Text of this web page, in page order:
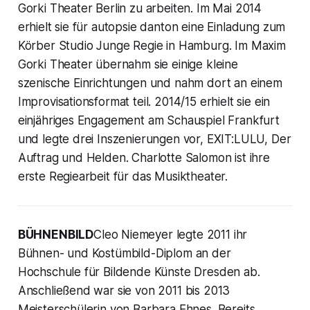
Gorki Theater Berlin zu arbeiten. Im Mai 2014
erhielt sie für autopsie danton eine Einladung zum
Körber Studio Junge Regie in Hamburg. Im Maxim
Gorki Theater übernahm sie einige kleine
szenische Einrichtungen und nahm dort an einem
Improvisationsformat teil. 2014/15 erhielt sie ein
einjähriges Engagement am Schauspiel Frankfurt
und legte drei Inszenierungen vor, EXIT:LULU, Der
Auftrag und Helden. Charlotte Salomon ist ihre
erste Regiearbeit für das Musiktheater.
BÜHNENBILDCleo Niemeyer legte 2011 ihr
Bühnen- und Kostümbild-Diplom an der
Hochschule für Bildende Künste Dresden ab.
Anschließend war sie von 2011 bis 2013